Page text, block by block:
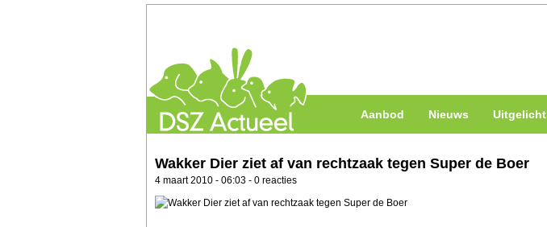
Aanbod Nieuws Uitgelicht
Wakker Dier ziet af van rechtzaak tegen Super de Boer
4 maart 2010 - 06:03 - 0 reacties